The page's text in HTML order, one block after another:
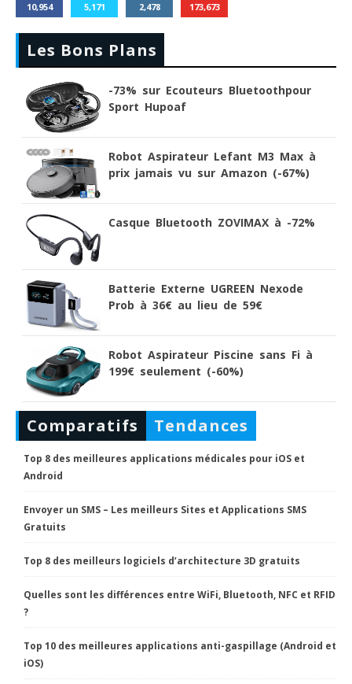
10,954 5,171 2,478 173,673
Les Bons Plans
-73% sur Ecouteurs Bluetoothpour
Sport Hupoaf
Robot Aspirateur Lefant M3 Max à
prix jamais vu sur Amazon (-67%)
Casque Bluetooth ZOVIMAX à -72%
Batterie Externe UGREEN Nexode
Prob à 36€ au lieu de 59€
Robot Aspirateur Piscine sans Fi à
199€ seulement (-60%)
Comparatifs Tendances
Top 8 des meilleures applications médicales pour iOS et
Android
Envoyer un SMS – Les meilleurs Sites et Applications SMS
Gratuits
Top 8 des meilleurs logiciels d’architecture 3D gratuits
Quelles sont les différences entre WiFi, Bluetooth, NFC et RFID
?
Top 10 des meilleures applications anti-gaspillage (Android et
iOS)